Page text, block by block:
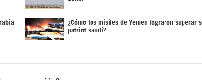
¿Cómo los misiles de Yemen lograron superar
patriot saudí?